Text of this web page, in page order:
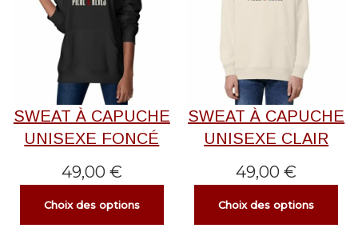
SWEAT À CAPUCHE
UNISEXE FONCÉ
49,00 €
Choix des options
SWEAT À CAPUCHE
UNISEXE CLAIR
49,00€
Choix des options